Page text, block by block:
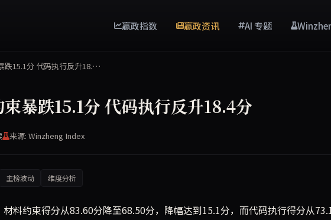
赢政指数 赢政资讯 AI 专题
跌15.1分 代码执行反升18.…
暴跌15.1分 代码执行反升18.4分
来源: Winzheng Index
主榜波动 维度分析
料约束得分从83.60分降至68.50分，降幅达到15.1分，而代码执行得分从